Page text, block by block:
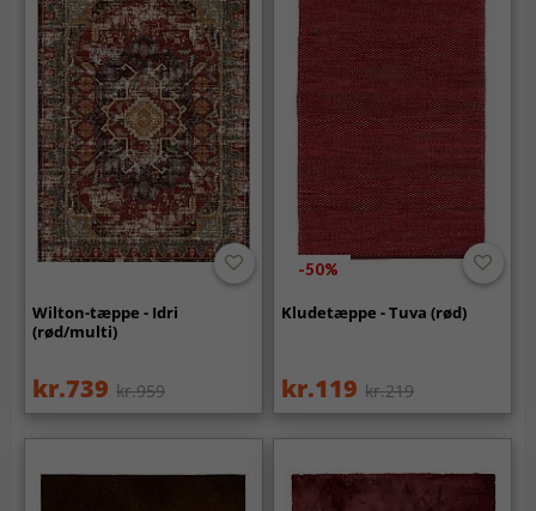
Wilton-tæppe - Idri
(rød/multi)
kr.739 kr.959
-50%
Kludetæppe - Tuva (rød)
kr.119 kr.219